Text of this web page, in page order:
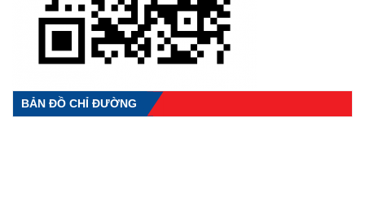
BẢN ĐỒ CHỈ ĐƯỜNG